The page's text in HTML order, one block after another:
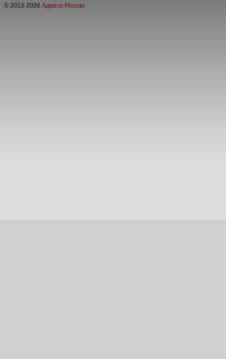
© 2013-2026 Адреса России